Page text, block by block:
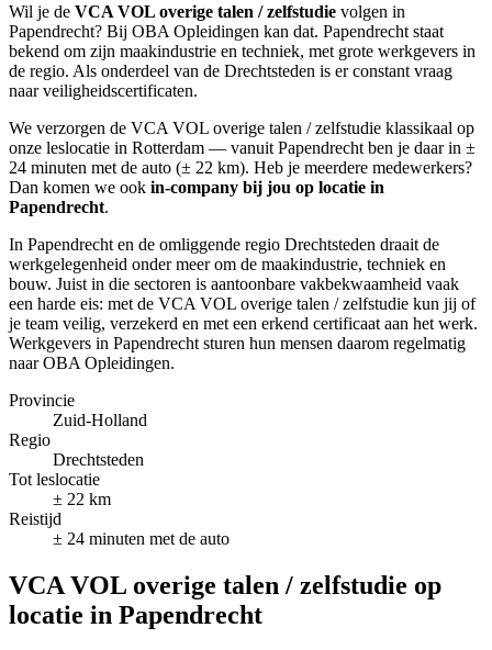
Wil je de VCA VOL overige talen / zelfstudie volgen in
Papendrecht? Bij OBA Opleidingen kan dat. Papendrecht staat
bekend om zijn maakindustrie en techniek, met grote werkgevers in
de regio. Als onderdeel van de Drechtsteden is er constant vraag
naar veiligheidscertificaten.
We verzorgen de VCA VOL overige talen / zelfstudie klassikaal op
onze leslocatie in Rotterdam — vanuit Papendrecht ben je daar in ±
24 minuten met de auto (± 22 km). Heb je meerdere medewerkers?
Dan komen we ook in-company bij jou op locatie in
Papendrecht.
In Papendrecht en de omliggende regio Drechtsteden draait de
werkgelegenheid onder meer om de maakindustrie, techniek en
bouw. Juist in die sectoren is aantoonbare vakbekwaamheid vaak
een harde eis: met de VCA VOL overige talen / zelfstudie kun jij of
je team veilig, verzekerd en met een erkend certificaat aan het werk.
Werkgevers in Papendrecht sturen hun mensen daarom regelmatig
naar OBA Opleidingen.
Provincie
Zuid-Holland
Regio
Drechtsteden
Tot leslocatie
± 22 km
Reistijd
± 24 minuten met de auto
VCA VOL overige talen / zelfstudie op
locatie in Papendrecht